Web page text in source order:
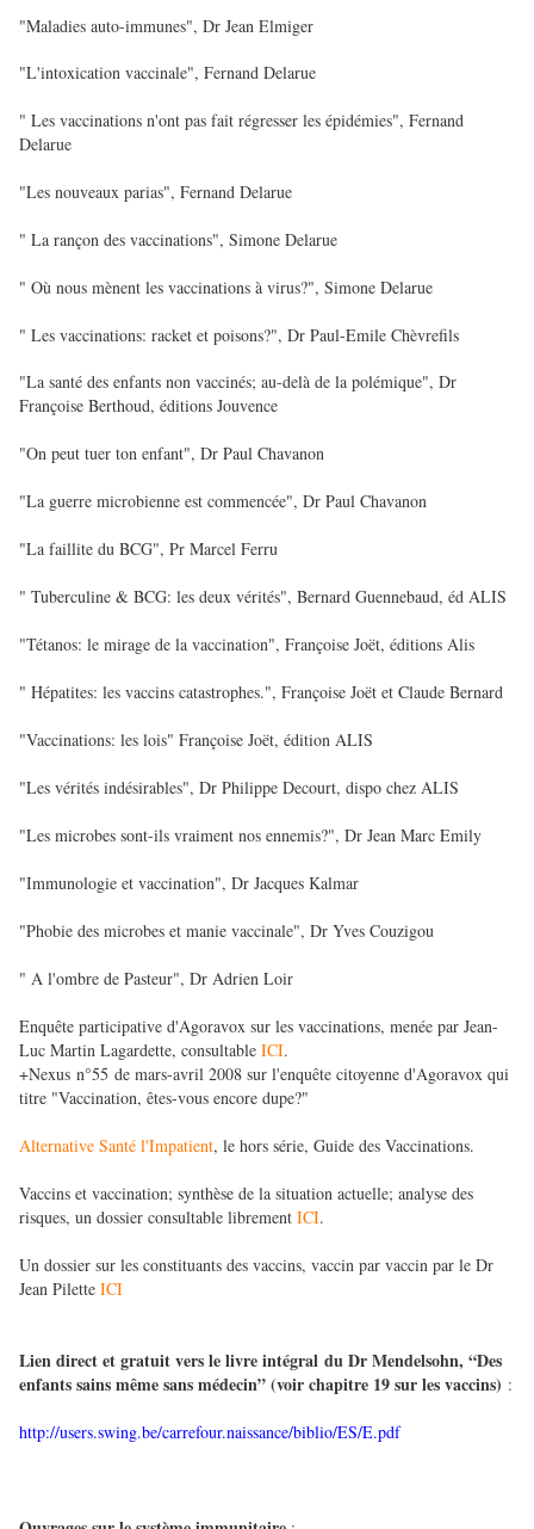
"Maladies auto-immunes", Dr Jean Elmiger
"L'intoxication vaccinale", Fernand Delarue
" Les vaccinations n'ont pas fait régresser les épidémies", Fernand
Delarue
"Les nouveaux parias", Fernand Delarue
" La rançon des vaccinations", Simone Delarue
" Où nous mènent les vaccinations à virus?", Simone Delarue
" Les vaccinations: racket et poisons?", Dr Paul-Emile Chèvrefils
"La santé des enfants non vaccinés; au-delà de la polémique", Dr
Françoise Berthoud, éditions Jouvence
"On peut tuer ton enfant", Dr Paul Chavanon
"La guerre microbienne est commencée", Dr Paul Chavanon
"La faillite du BCG", Pr Marcel Ferru
" Tuberculine & BCG: les deux vérités", Bernard Guennebaud, éd ALIS
"Tétanos: le mirage de la vaccination", Françoise Joët, éditions Alis
" Hépatites: les vaccins catastrophes.", Françoise Joët et Claude Bernard
"Vaccinations: les lois" Françoise Joët, édition ALIS
"Les vérités indésirables", Dr Philippe Decourt, dispo chez ALIS
"Les microbes sont-ils vraiment nos ennemis?", Dr Jean Marc Emily
"Immunologie et vaccination", Dr Jacques Kalmar
"Phobie des microbes et manie vaccinale", Dr Yves Couzigou
" A l'ombre de Pasteur", Dr Adrien Loir
Enquête participative d'Agoravox sur les vaccinations, menée par Jean-
Luc Martin Lagardette, consultable ICI.
+Nexus n°55 de mars-avril 2008 sur l'enquête citoyenne d'Agoravox qui
titre "Vaccination, êtes-vous encore dupe?"
Alternative Santé l'Impatient, le hors série, Guide des Vaccinations.
Vaccins et vaccination; synthèse de la situation actuelle; analyse des
risques, un dossier consultable librement ICI.
Un dossier sur les constituants des vaccins, vaccin par vaccin par le Dr
Jean Pilette ICI
Lien direct et gratuit vers le livre intégral du Dr Mendelsohn, “Des
enfants sains même sans médecin” (voir chapitre 19 sur les vaccins) :
http://users.swing.be/carrefour.naissance/biblio/ES/E.pdf